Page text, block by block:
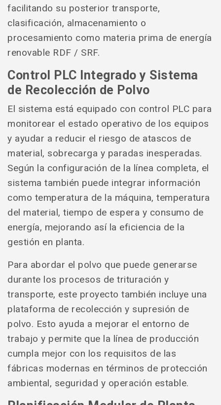
facilitando su posterior transporte,
clasificación, almacenamiento o
procesamiento como materia prima de energía
renovable RDF / SRF.
Control PLC Integrado y Sistema
de Recolección de Polvo
El sistema está equipado con control PLC para
monitorear el estado operativo de los equipos
y ayudar a reducir el riesgo de atascos de
material, sobrecarga y paradas inesperadas.
Según la configuración de la línea completa, el
sistema también puede integrar información
como temperatura de la máquina, temperatura
del material, tiempo de espera y consumo de
energía, mejorando así la eficiencia de la
gestión en planta.
Para abordar el polvo que puede generarse
durante los procesos de trituración y
transporte, este proyecto también incluye una
plataforma de recolección y supresión de
polvo. Esto ayuda a mejorar el entorno de
trabajo y permite que la línea de producción
cumpla mejor con los requisitos de las
fábricas modernas en términos de protección
ambiental, seguridad y operación estable.